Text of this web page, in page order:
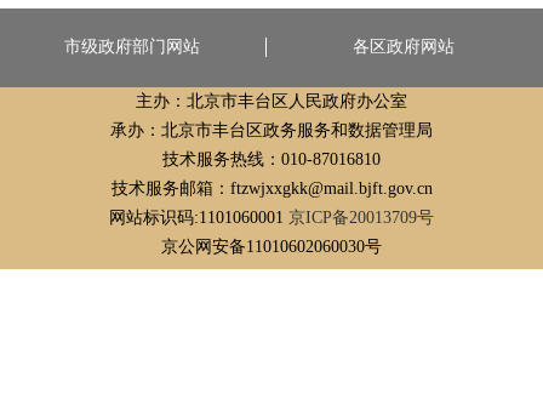
市级政府部门网站 各区政府网站
主办：北京市丰台区人民政府办公室
承办：北京市丰台区政务服务和数据管理局
技术服务热线：010-87016810
技术服务邮箱：ftzwjxxgkk@mail.bjft.gov.cn
网站标识码:1101060001 京ICP备20013709号
京公网安备11010602060030号